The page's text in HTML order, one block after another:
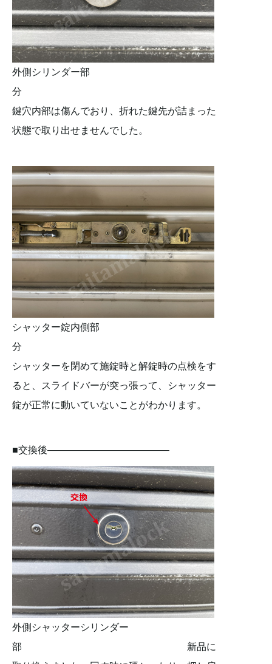
外側シリンダー部
分
鍵穴内部は傷んでおり、折れた鍵先が詰まった
状態で取り出せませんでした。
シャッター錠内側部
分
シャッターを閉めて施錠時と解錠時の点検をす
ると、スライドバーが突っ張って、シャッター
錠が正常に動いていないことがわかります。
■交換後————————————–
外側シャッターシリンダー
部 新品に